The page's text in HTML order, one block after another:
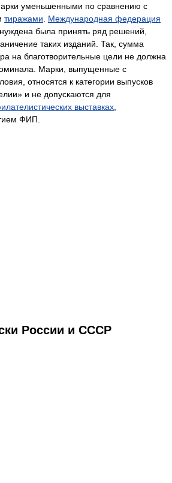
уменьшенными по сравнению с
тиражами
Международная федерация
была принять ряд решений,
таких изданий. Так, сумма
на благотворительные цели не должна
Марки, выпущенные с
относятся к категории выпусков
и не допускаются для
выставках
ФИП.
России и СССР